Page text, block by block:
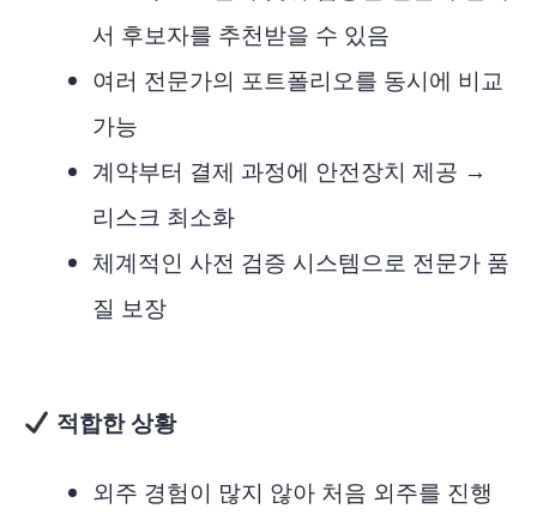
서 후보자를 추천받을 수 있음
여러 전문가의 포트폴리오를 동시에 비교
가능
계약부터 결제 과정에 안전장치 제공 →
리스크 최소화
체계적인 사전 검증 시스템으로 전문가 품
질 보장
적합한 상황
외주 경험이 많지 않아 처음 외주를 진행